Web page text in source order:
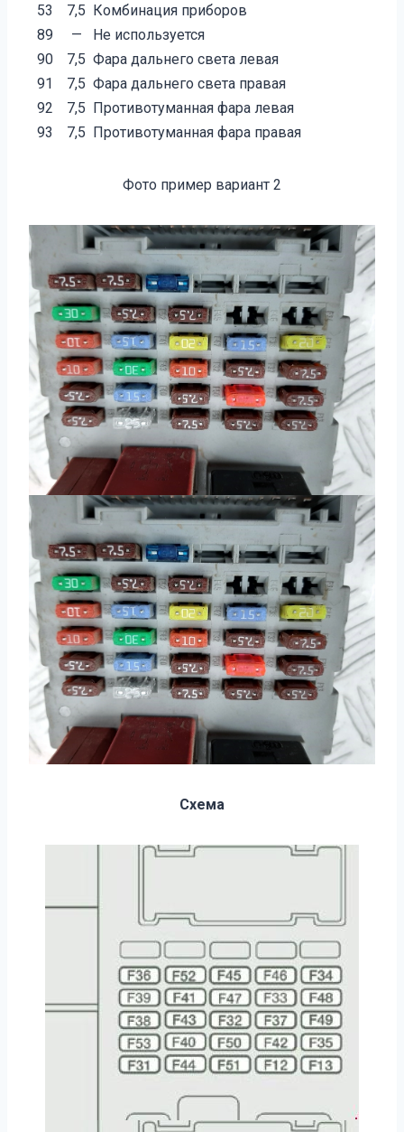
53
7,5 Комбинация приборов
89
—
Не используется
90
7,5 Фара дальнего света левая
91
7,5 Фара дальнего света правая
92
7,5 Противотуманная фара левая
93
7,5 Противотуманная фара правая
Фото пример вариант 2
Схема